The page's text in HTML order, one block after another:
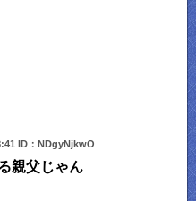
ID：NDgyNjkwO
親父じゃん